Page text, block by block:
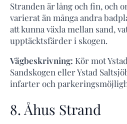
Stranden är lång och fin, och
varierat än många andra
att kunna växla mellan sand,
upptäcktsfärder i skogen.
Vägbeskrivning: Kör mot
Sandskogen eller Ystad
infarter och
8. Åhus Strand